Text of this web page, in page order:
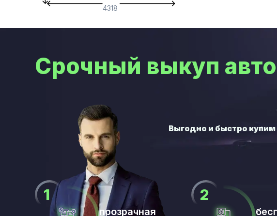
4318
Срочный выкуп
прозрачная